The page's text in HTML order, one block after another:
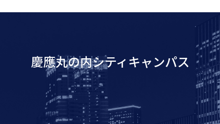
慶應丸の内シティキャンパス